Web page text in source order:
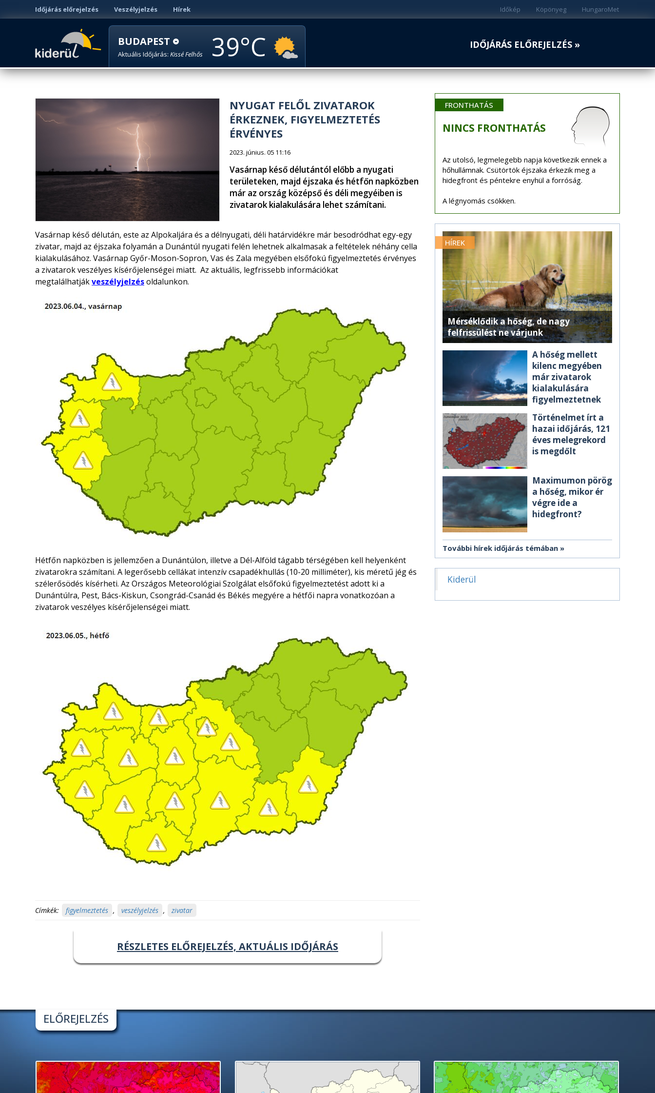
Időjárás előrejelzés Veszélyjelzés Hírek HungaroMet
Köpönyeg
Időkép
BUDAPEST
Aktuális Időjárás: Kissé Felhős 39 IDŐJÁRÁS ELŐREJELZÉS »
NYUGAT FELŐL ZIVATAROK
ÉRKEZNEK, FIGYELMEZTETÉS
ÉRVÉNYES
2023. június. 05 11:16
Vasárnap késő délutántól előbb a nyugati
területeken, majd éjszaka és hétfőn napközben
már az ország középső és déli megyéiben is
zivatarok kialakulására lehet számítani.
Vasárnap késő délután, este az Alpokaljára és a délnyugati, déli határvidékre már besodródhat egy-egy
zivatar, majd az éjszaka folyamán a Dunántúl nyugati felén lehetnek alkalmasak a feltételek néhány cella
kialakulásához. Vasárnap Győr-Moson-Sopron, Vas és Zala megyében elsőfokú figyelmeztetés érvényes
a zivatarok veszélyes kísérőjelenségei miatt. Az aktuális, legfrissebb információkat
megtalálhatjákveszélyjelzésoldalunkon.
Hétfőn napközben is jellemzően a Dunántúlon, illetve a Dél-Alföld tágabb térségében kell helyenként
zivatarokra számítani. A legerősebb cellákat intenzív csapadékhullás (10-20 milliméter), kis méretű jég és
szélerősödés kísérheti. Az Országos Meteorológiai Szolgálat elsőfokú figyelmeztetést adott ki a
Dunántúlra, Pest, Bács-Kiskun, Csongrád-Csanád és Békés megyére a hétfői napra vonatkozóan a
zivatarok veszélyes kísérőjelenségei miatt.
Címkék: figyelmeztetés , veszélyjelzés , zivatar
RÉSZLETES ELŐREJELZÉS, AKTUÁLIS IDŐJÁRÁS
FRONTHATÁS
NINCS FRONTHATÁS
Az utolsó, legmelegebb napja következik ennek a
hőhullámnak. Csütörtök éjszaka érkezik meg a
hidegfront és péntekre enyhül a forróság.
A légnyomás csökken.
HÍREK
Mérséklődik a hőség, de nagy
felfrissülést ne várjunk
A hőség mellett
kilenc megyében
már zivatarok
kialakulására
figyelmeztetnek
Történelmet írt a
hazai időjárás, 121
éves melegrekord
is megdőlt
Maximumon pörög
a hőség, mikor ér
végre ide a
hidegfront?
További hírek időjárás témában
Kiderül
ELŐREJELZÉS